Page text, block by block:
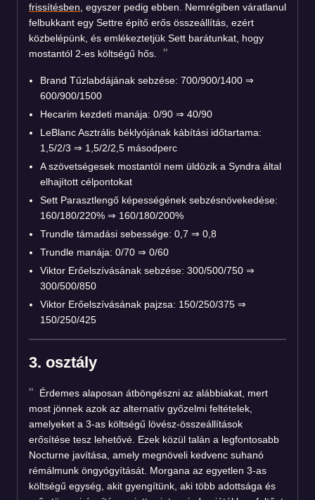
frissítésben , egyszer pedig ebben. Nemrégiben váratlanul
felbukkant egy Settre építő erős összeállítás, ezért
közbelépünk, és emlékeztetjük Sett barátunkat, hogy
mostantól 2-es költségű hős.
Brand Tűzlabdájának sebzése: 700/900/1400 ⇒
600/900/1500
Hecarim kezdeti manája: 0/90 ⇒ 40/90
LeBlanc Asztrális béklyójának kábítási időtartama:
1,5/2/3 ⇒ 1,5/2/2,5 másodperc
A szövetségesek mostantól nem üldözik a Syndra által
elhajított célpontokat
Sett Parasztlengő képességének sebzésnövekedése:
160/180/220% ⇒ 160/180/200%
Trundle támadási sebessége: 0,7 ⇒ 0,8
Trundle manája: 0/70 ⇒ 0/60
Viktor Erőelszívásának sebzése: 300/500/750 ⇒
300/500/850
Viktor Erőelszívásának pajzsa: 150/250/375 ⇒
150/250/425
3. osztály
Érdemes alaposan átböngészni az alábbiakat, mert
most jönnek azok az alternatív győzelmi feltételek,
amelyeket a 3-as költségű lövész-összeállítások
erősítése tesz lehetővé. Ezek közül talán a legfontosabb
Nocturne javítása, amely megnöveli kedvenc suhanó
rémálmunk öngyógyítását. Morgana az egyetlen 3-as
költségű egység, akit gyengítünk, aki több adottsága és